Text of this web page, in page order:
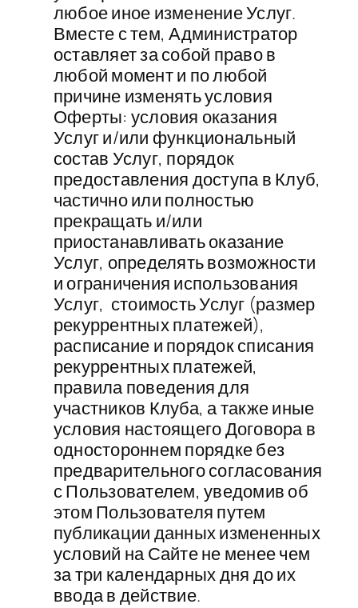
любое иное изменение Услуг.
Вместе с тем, Администратор
оставляет за собой право в
любой момент и по любой
причине изменять условия
Оферты: условия оказания
Услуг и/или функциональный
состав Услуг, порядок
предоставления доступа в Клуб,
частично или полностью
прекращать и/или
приостанавливать оказание
Услуг, определять возможности
и ограничения использования
Услуг, стоимость Услуг (размер
рекуррентных платежей),
расписание и порядок списания
рекуррентных платежей,
правила поведения для
участников Клуба, а также иные
условия настоящего Договора в
одностороннем порядке без
предварительного согласования
с Пользователем, уведомив об
этом Пользователя путем
публикации данных измененных
условий на Сайте не менее чем
за три календарных дня до их
ввода в действие.